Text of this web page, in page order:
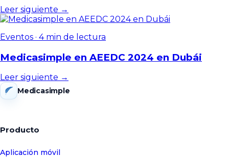
Leer siguiente →
Eventos · 4 min de lectura
Medicasimple en AEEDC 2024 en Dubái
Leer siguiente →
Medicasimple
Producto
Aplicación móvil